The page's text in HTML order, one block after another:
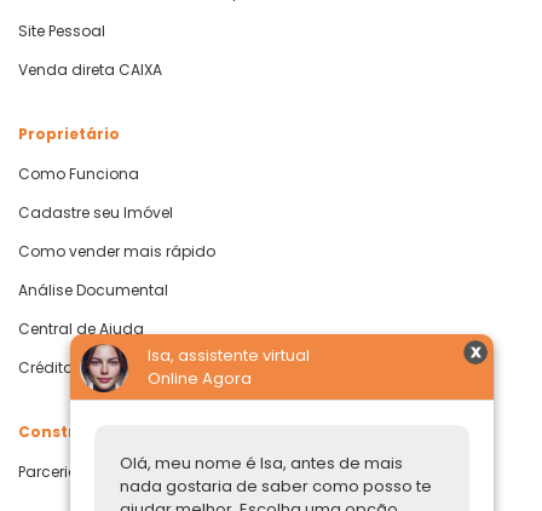
Isa, assistente virtual
Online Agora
Olá, meu nome é Isa, antes de mais
nada gostaria de saber como posso te
Site Pessoal
Venda direta CAIXA
Proprietário
Como Funciona
Cadastre seu Imóvel
Como vender mais rápido
Análise Documental
Central de Ajuda
Crédito com Garantia de Imóvel
Construtoras
Parcerias Imobiliárias